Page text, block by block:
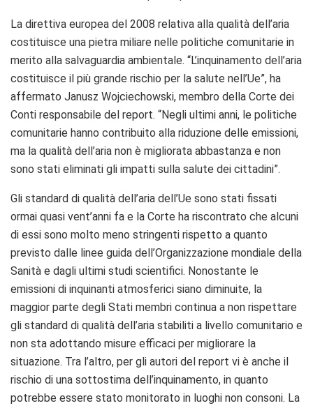
La direttiva europea del 2008 relativa alla qualità dell’aria
costituisce una pietra miliare nelle politiche comunitarie in
merito alla salvaguardia ambientale. “L’inquinamento dell’aria
costituisce il più grande rischio per la salute nell’Ue”, ha
affermato Janusz Wojciechowski, membro della Corte dei
Conti responsabile del report. “Negli ultimi anni, le politiche
comunitarie hanno contribuito alla riduzione delle emissioni,
ma la qualità dell’aria non è migliorata abbastanza e non
sono stati eliminati gli impatti sulla salute dei cittadini”.
Gli standard di qualità dell’aria dell’Ue sono stati fissati
ormai quasi vent’anni fa e la Corte ha riscontrato che alcuni
di essi sono molto meno stringenti rispetto a quanto
previsto dalle linee guida dell’Organizzazione mondiale della
Sanità e dagli ultimi studi scientifici. Nonostante le
emissioni di inquinanti atmosferici siano diminuite, la
maggior parte degli Stati membri continua a non rispettare
gli standard di qualità dell’aria stabiliti a livello comunitario e
non sta adottando misure efficaci per migliorare la
situazione. Tra l’altro, per gli autori del report vi è anche il
rischio di una sottostima dell’inquinamento, in quanto
potrebbe essere stato monitorato in luoghi non consoni. La